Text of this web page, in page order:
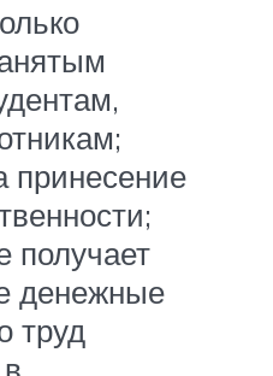
принесение
получает
денежные
труд